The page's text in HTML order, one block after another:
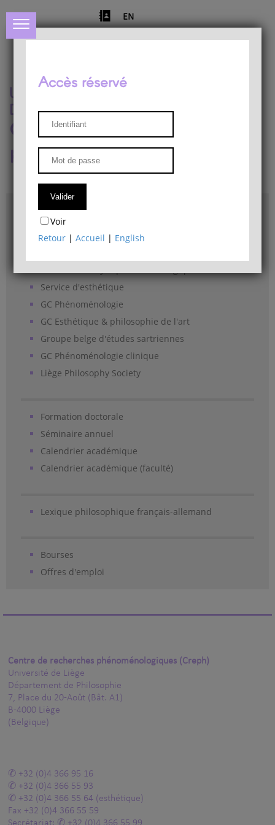
EN
Université de Liège
Département de philosophie
Centre de recherches
phénoménologiques
Accès & plans
Bibliothèque du Département de philosophie
Service d'esthétique
GC Phénoménologie
GC Esthétique & philosophie de l'art
Groupe belge d'études sartriennes
GC Phénoménologie clinique
Liège Philosophy Society
Formation doctorale
Séminaire annuel
Calendrier académique
Calendrier académique (faculté)
Lexique philosophique français-allemand
Bourses
Offres d'emploi
Accès réservé
Voir
Retour |Accueil | English
Centre de recherches phénoménologiques (Creph)
Université de Liège
Département de Philosophie
7, Place du 20-Août (Bât. A1)
B-4000 Liège
(Belgique)
+32 (0)4 366 95 16
+32 (0)4 366 55 93
+32 (0)4 366 55 64 (esthétique)
Fax +32 (0)4 366 55 59